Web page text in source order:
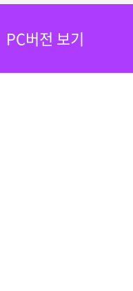
PC버전 보기